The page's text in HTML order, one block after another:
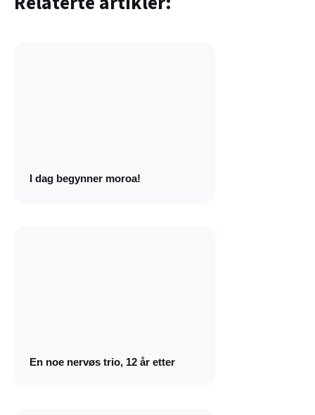
I dag begynner moroa!
En noe nervøs trio, 12 år etter